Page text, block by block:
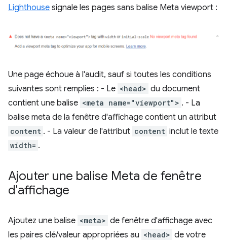
Lighthouse signale les pages sans balise Meta viewport :
Une page échoue à l'audit, sauf si toutes les conditions
suivantes sont remplies : - Le <head> du document
contient une balise <meta name="viewport"> . - La
balise meta de la fenêtre d'affichage contient un attribut
content . - La valeur de l'attribut content inclut le texte
width= .
Ajouter une balise Meta de fenêtre
d'affichage
Ajoutez une balise <meta> de fenêtre d'affichage avec
les paires clé/valeur appropriées au <head> de votre